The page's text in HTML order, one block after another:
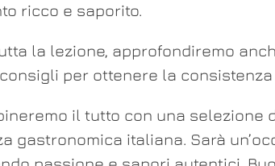
ricco e saporito.
la lezione, approfondiremo
per ottenere la
il tutto con una selezione
gastronomica italiana. Sarà